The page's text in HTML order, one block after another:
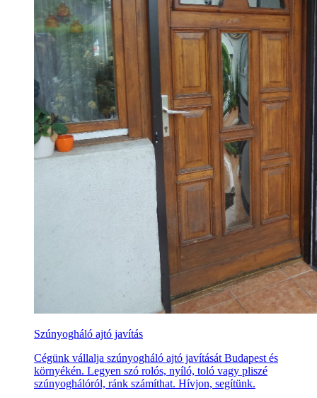
Szúnyogháló ajtó javítás
Cégünk vállalja szúnyogháló ajtó javítását Budapest és
környékén. Legyen szó rolós, nyíló, toló vagy pliszé
szúnyoghálóról, ránk számíthat. Hívjon, segítünk.